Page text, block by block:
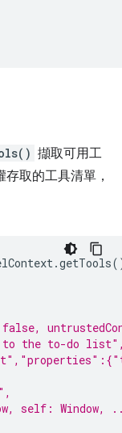
擷取可用工
取的工具清單，
.getTools
to the to-do
self: Window,